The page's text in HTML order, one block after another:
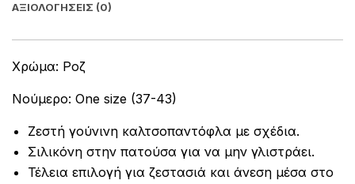
ΑΞΙΟΛΟΓΉΣΕΙΣ (0)
Χρώμα: Ροζ
Νούμερο: One size (37-43)
Ζεστή γούνινη καλτσοπαντόφλα με σχέδια.
Σιλικόνη στην πατούσα για να μην γλιστράει.
Τέλεια επιλογή για ζεστασιά και άνεση μέσα στο